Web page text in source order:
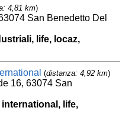
4,81 km)
San Benedetto Del
life, locaz,
(distanza: 4,92 km)
16, 63074 San
life,